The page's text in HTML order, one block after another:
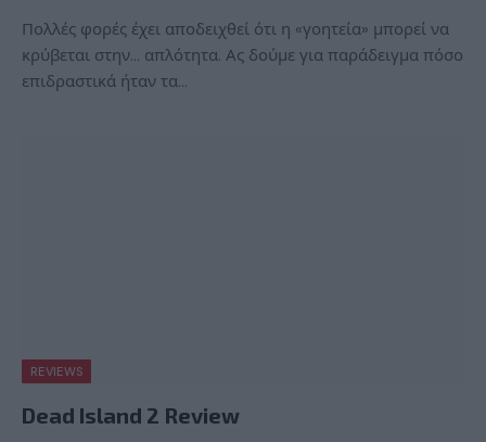
Πολλές φορές έχει αποδειχθεί ότι η «γοητεία» μπορεί να
κρύβεται στην… απλότητα. Ας δούμε για παράδειγμα πόσο
επιδραστικά ήταν τα…
REVIEWS
Dead Island 2 Review